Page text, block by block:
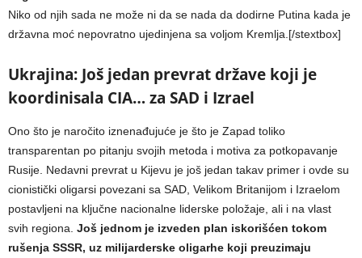
Niko od njih sada ne može ni da se nada da dodirne Putina kada je
državna moć nepovratno ujedinjena sa voljom Kremlja.[/stextbox]
Ukrajina: Još jedan prevrat države koji je
koordinisala CIA… za SAD i Izrael
Ono što je naročito iznenađujuće je što je Zapad toliko
transparentan po pitanju svojih metoda i motiva za potkopavanje
Rusije. Nedavni prevrat u Kijevu je još jedan takav primer i ovde su
cionistički oligarsi povezani sa SAD, Velikom Britanijom i Izraelom
postavljeni na ključne nacionalne liderske položaje, ali i na vlast
svih regiona. Još jednom je izveden plan iskorišćen tokom
rušenja SSSR, uz milijarderske oligarhe koji preuzimaju